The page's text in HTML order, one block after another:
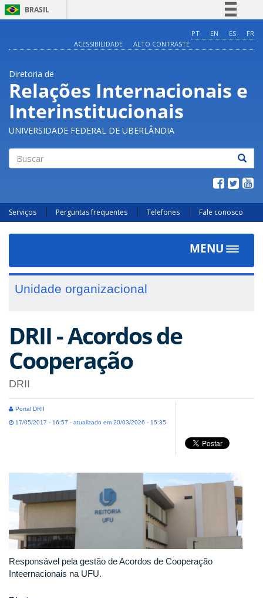
BRASIL
Comunica BR
Acesso à informação
Legislação
Canais
PT EN ES
FR
ACESSIBILIDADE
ALTO CONTRASTE
Diretoria de
Relações Internacionais e
Interinstitucionais
UNIVERSIDADE FEDERAL DE UBERLÂNDIA
Serviços Perguntas frequentes Telefones Fale conosco
MENU
Toggle
Unidade organizacional
DRII - Acordos de
Cooperação
DRII
Portal DRII
17/05/2017 - 16:57 - atualizado em 20/03/2026 - 15:35
Responsável pela gestão de Acordos de Cooperação
Inteernacionais na UFU.